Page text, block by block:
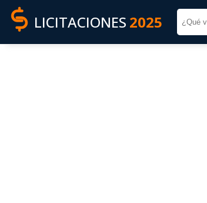
LICITACIONES 2025